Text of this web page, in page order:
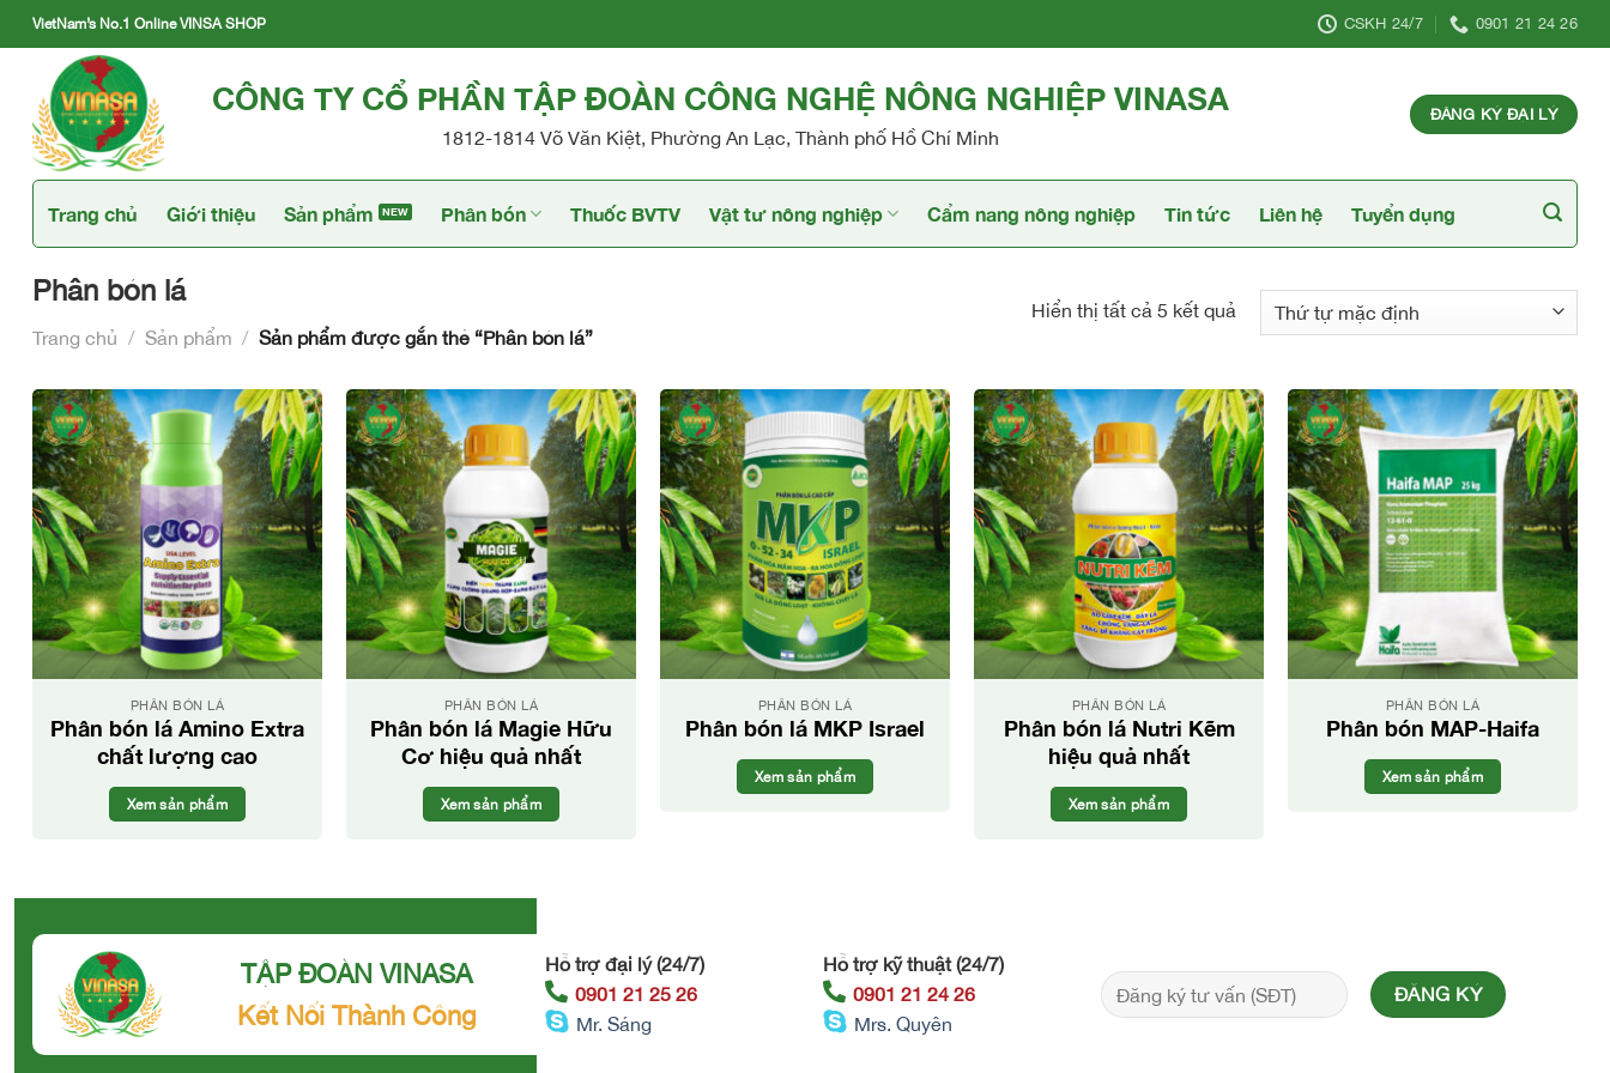
Skip
to
content
VietNam’s No.1 Online VINSA SHOP CSKH 24/7 0901 21 24 26
CÔNG TY CỔ PHẦN TẬP ĐOÀN CÔNG NGHỆ NÔNG NGHIỆP VINASA
1812-1814 Võ Văn Kiệt, Phường An Lạc, Thành phố Hồ Chí Minh
ĐĂNG KÝ ĐẠI LÝ
Trang chủ Giới thiệu Sản phẩm Phân bón Thuốc BVTV Vật tư nông nghiệp Cẩm nang nông nghiệp Tin tức Liên hệ Tuyển dụng
Phân bón lá
Trang chủ / Sản phẩm / Sản phẩm được gắn thẻ “Phân bón lá”
Hiển thị tất cả 5 kết quả
PHÂN BÓN LÁ
Phân bón lá Amino Extra
chất lượng cao
Xem sản phẩm
PHÂN BÓN LÁ
Phân bón lá Magie Hữu
Cơ hiệu quả nhất
Xem sản phẩm
PHÂN BÓN LÁ
Phân bón lá MKP Israel
Xem sản phẩm
PHÂN BÓN LÁ
Phân bón lá Nutri Kẽm
hiệu quả nhất
Xem sản phẩm
PHÂN BÓN LÁ
Phân bón MAP-Haifa
Xem sản phẩm
TẬP ĐOÀN VINASA
Kết Nối Thành Công
Hỗ trợ đại lý (24/7)
0901 21 25 26
Mr. Sáng
Hỗ trợ kỹ thuật (24/7)
0901 21 24 26
Mrs. Quyên